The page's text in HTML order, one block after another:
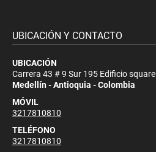
UBICACIÓN Y CONTACTO
UBICACIÓN
Carrera 43 # 9 Sur 195 Edificio square
Medellín - Antioquia - Colombia
MÓVIL
3217810810
TELÉFONO
3217810810